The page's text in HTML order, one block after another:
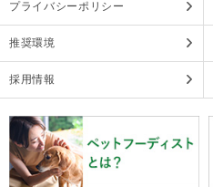
プライバシーポリシー
推奨環境
採用情報